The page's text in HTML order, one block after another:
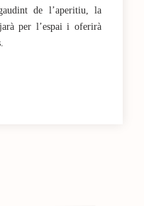
de l’aperitiu, la
per l’espai i oferirà